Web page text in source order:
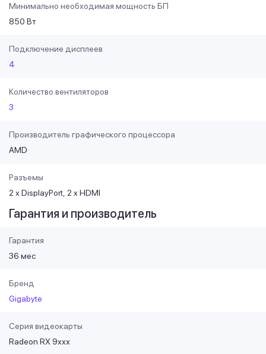
Минимально необходимая мощность БП
850 Вт
Подключение дисплеев
4
Количество вентиляторов
3
Производитель графического процессора
AMD
Разъемы
2 х DisplayPort 2 х HDMI
Гарантия и производитель
Гарантия
36 мес
Бренд
Gigabyte
Серия видеокарты
Radeon RX 9ххх